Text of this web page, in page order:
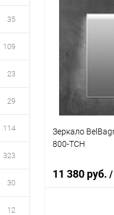
35
109
23
29
114
323
30
12
В
Зеркало
800-TCH
11 380 руб.